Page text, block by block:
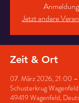
Jetzt andere
Zeit & Ort
07. März 2026, 21:00
Schusterkrug
49419 Wagenfeld,